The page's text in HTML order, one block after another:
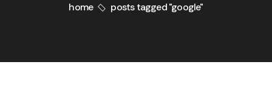
home posts tagged "google"